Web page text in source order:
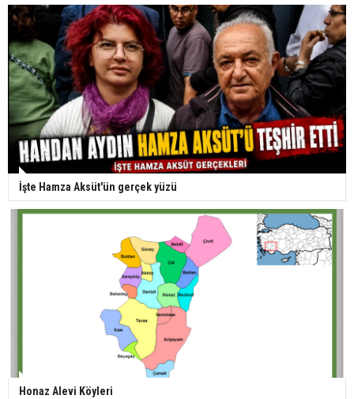
İşte Hamza Aksüt'ün gerçek yüzü
Honaz Alevi Köyleri